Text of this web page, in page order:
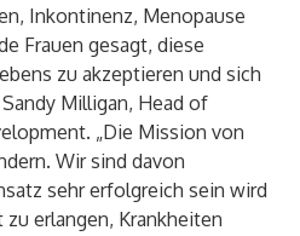
Inkontinenz, Menopause
Frauen gesagt, diese
zu akzeptieren und sich
Milligan, Head of
„Die Mission von
Wir sind davon
sehr erfolgreich sein wird
erlangen, Krankheiten